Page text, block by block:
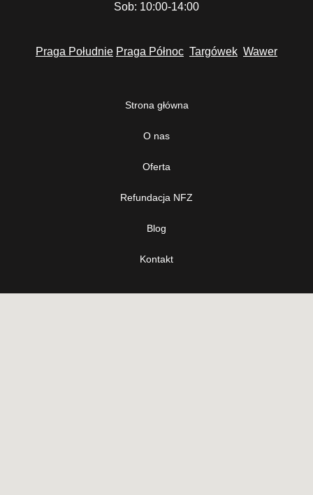
Sob: 10:00-14:00
Praga Południe Praga Północ Targówek Wawer
Strona główna
O nas
Oferta
Refundacja NFZ
Blog
Kontakt